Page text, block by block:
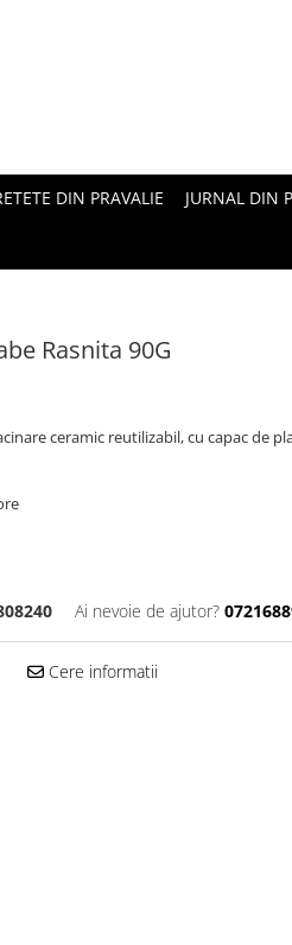
DIN PRAVALIE JURNAL DIN
Rasnita 90G
ceramic reutilizabil, cu capac de
Ai nevoie de ajutor?
Cere informatii